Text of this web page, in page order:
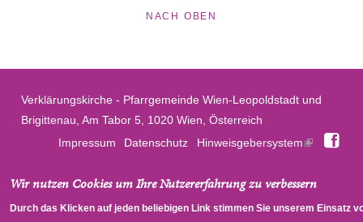
Wir nutzen Cookies um Ihre Nutzererfahrung zu verbessern
Durch das Klicken auf jeden beliebigen Link stimmen Sie unserem Einsatz
NACH OBEN
Verklärungskirche - Pfarrgemeinde Wien-Leopoldstadt und
Brigittenau, Am Tabor 5, 1020 Wien, Österreich
Impressum
Datenschutz Hinweisgebersystem